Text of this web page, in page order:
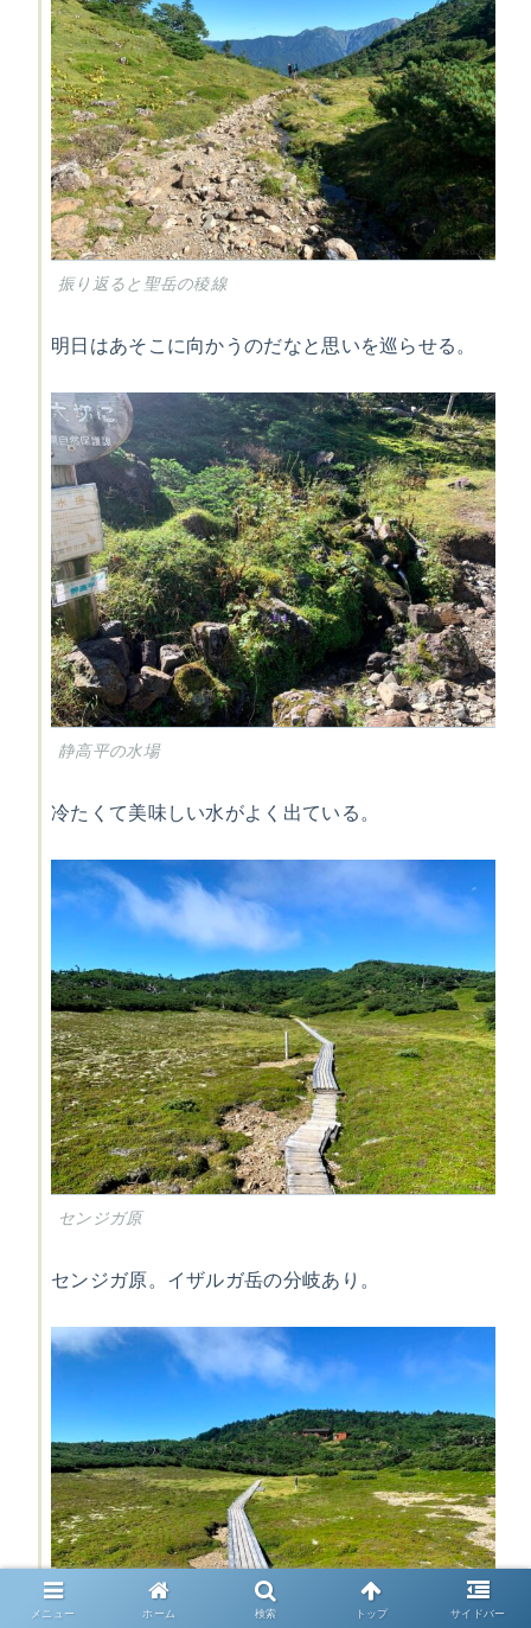
振り返ると聖岳の稜線
明日はあそこに向かうのだなと思いを巡らせる。
静高平の水場
冷たくて美味しい水がよく出ている。
センジガ原
センジガ原。イザルガ岳の分岐あり。
メニュー ホーム 検索 トップ サイドバー